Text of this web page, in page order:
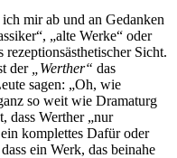
mir ab und an Gedanken
„alte Werke“ oder
Sicht.
der
„Werther“ das
sagen: „Oh, wie
so weit wie Dramaturg
dass Werther „nur
komplettes Dafür oder
ein Werk, das beinahe